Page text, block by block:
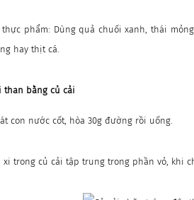
phẩm: Dùng quả chuối xanh, thái
hay thịt cá.
than bằng củ cải
con nước cốt, hòa 30g đường rồi uống.
trong củ cải tập trung trong phần vỏ, khi